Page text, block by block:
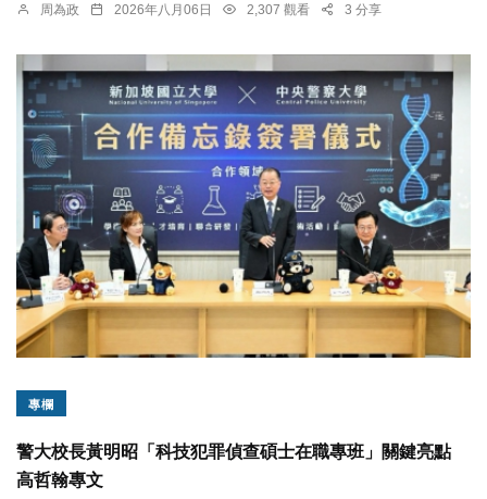
周為政 2026年八月06日 2,307 觀看 3 分享
專欄
警大校長黃明昭「科技犯罪偵查碩士在職專班」關鍵亮點
高哲翰專文